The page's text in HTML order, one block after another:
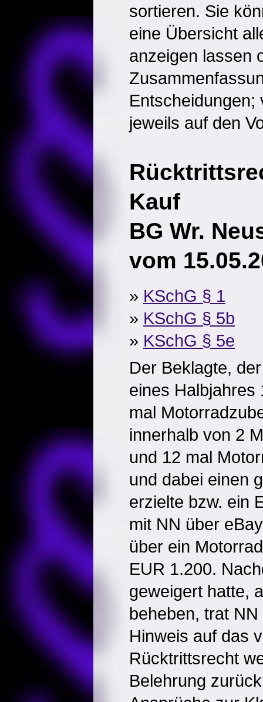
sortieren. Sie
eine Übersicht
anzeigen lassen
Entscheidungen;
jeweils auf den
Kauf
BG Wr.
vom
» KSchG § 1
» KSchG § 5b
» KSchG § 5e
Der Beklagte,
eines Halbjahres
mal
innerhalb von 2
und 12 mal
und dabei einen
erzielte bzw. ein
mit NN über
über ein
EUR 1.200.
geweigert hatte,
beheben, trat
Hinweis auf das
Rücktrittsrecht
Belehrung